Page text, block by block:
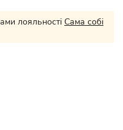
лояльності Сама собі